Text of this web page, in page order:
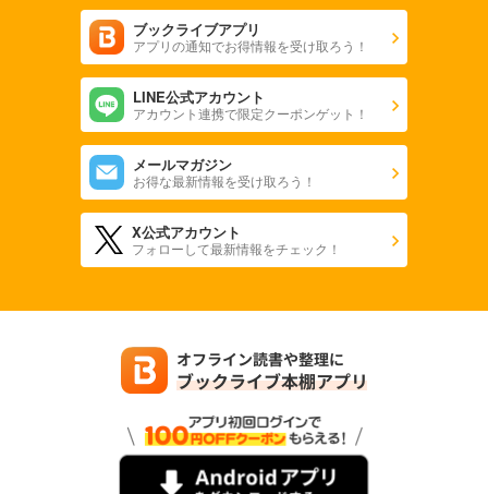
ブックライブアプリ
アプリの通知でお得情報を受け取ろう！
LINE公式アカウント
アカウント連携で限定クーポンゲット！
メールマガジン
お得な最新情報を受け取ろう！
X公式アカウント
フォローして最新情報をチェック！